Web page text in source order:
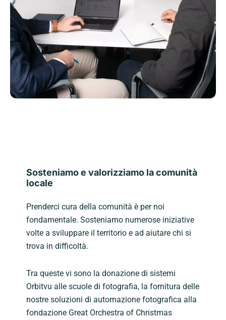
Sosteniamo e valorizziamo la comunità
locale
Prenderci cura della comunità è per noi
fondamentale. Sosteniamo numerose iniziative
volte a sviluppare il territorio e ad aiutare chi si
trova in difficoltà.
Tra queste vi sono la donazione di sistemi
Orbitvu alle scuole di fotografia, la fornitura delle
nostre soluzioni di automazione fotografica alla
fondazione Great Orchestra of Christmas